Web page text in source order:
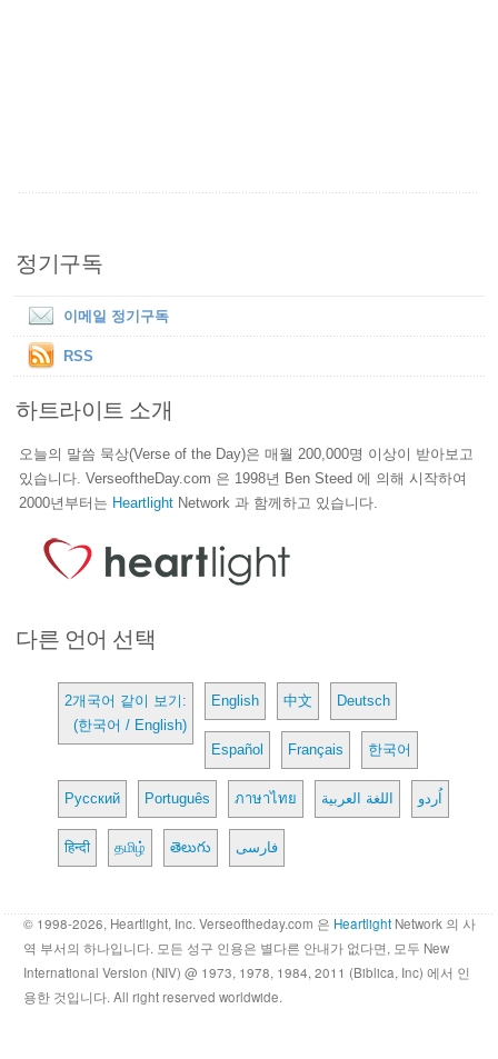
정기구독
이메일 정기구독
RSS
하트라이트 소개
오늘의 말씀 묵상(Verse of the Day)은 매월 200,000명 이상이 받아보고
있습니다. VerseoftheDay.com 은 1998년 Ben Steed 에 의해 시작하여
2000년부터는 Heartlight Network 과 함께하고 있습니다.
다른 언어 선택
2개국어 같이 보기:
(한국어 / English)
English 中文 Deutsch
Español Français 한국어
Русский Português ภาษาไทย اللغة العربية اُردو
हिन्दी தமிழ் తెలుగు فارسی
© 1998-2026, Heartlight, Inc. Verseoftheday.com 은 Heartlight Network 의 사
역 부서의 하나입니다. 모든 성구 인용은 별다른 안내가 없다면, 모두 New
International Version (NIV) @ 1973, 1978, 1984, 2011 (Biblica, Inc) 에서 인
용한 것입니다. All right reserved worldwide.